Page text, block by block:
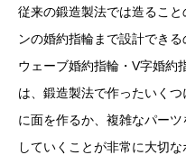
従来の鍛造製法では造るこ
ンの婚約指輪まで設計でき
ウェーブ婚約指輪・V字婚約
は、鍛造製法で作ったいく
に面を作るか、複雑なパー
していくことが非常に大切な